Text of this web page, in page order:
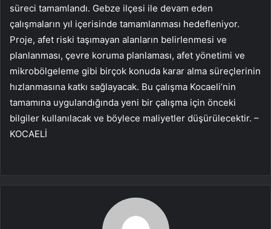
süreci tamamlandı. Gebze ilçesi ile devam eden
çalışmaların yıl içerisinde tamamlanması hedefleniyor.
Proje, afet riski taşımayan alanların belirlenmesi ve
planlanması, çevre koruma planlaması, afet yönetimi ve
mikrobölgeleme gibi birçok konuda karar alma süreçlerinin
hızlanmasına katkı sağlayacak. Bu çalışma Kocaeli’nin
tamamına uygulandığında yeni bir çalışma için önceki
bilgiler kullanılacak ve böylece maliyetler düşürülecektir. –
KOCAELİ